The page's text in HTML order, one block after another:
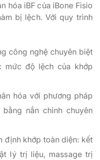
hóa iBF của iBone Fisio
bị lệch. Với quy trình
công nghệ chuyên biệt
mức độ lệch của khớp
hóa với phương pháp
nắn chỉnh chuyên
định khớp toàn diện: kết
lý trị liệu, massage trị